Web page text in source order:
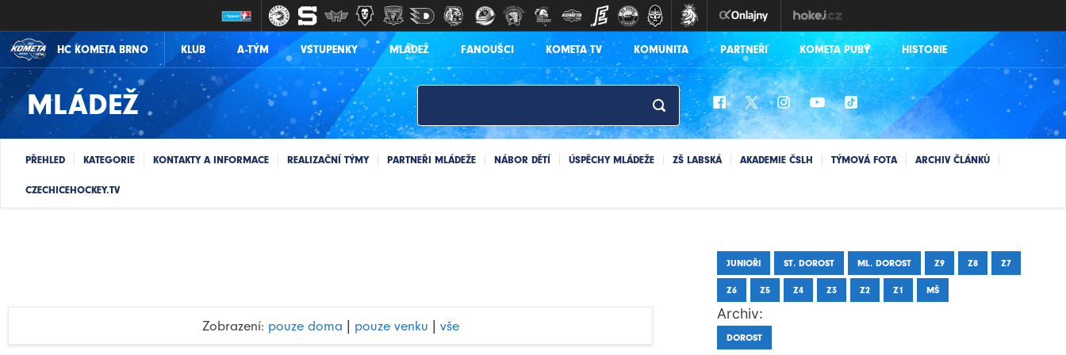
HC KOMETA BRNO KLUB A-TÝM VSTUPENKY MLÁDEŽ FANOUŠCI KOMETA TV KOMUNITA PARTNEŘI KOMETA PUBY HISTORIE
MLÁDEŽ
PŘEHLED KATEGORIE KONTAKTY A INFORMACE REALIZAČNÍ TÝMY PARTNEŘI MLÁDEŽE NÁBOR DĚTÍ ÚSPĚCHY MLÁDEŽE ZŠ LABSKÁ AKADEMIE ČSLH TÝMOVÁ FOTA ARCHIV ČLÁNKŮ
CZECHICEHOCKEY.TV
Zobrazení: pouze doma pouze venku vše
JUNIOŘI ST. DOROST ML. DOROST Z9 Z8 Z7
Z6 Z5 Z4 Z3 Z2 Z1 MŠ
Archiv:
DOROST